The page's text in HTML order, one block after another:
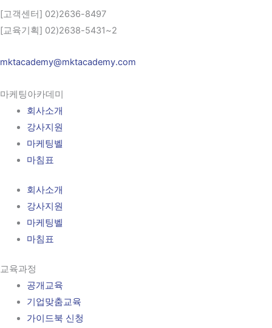
[고객센터] 02)2636-8497
[교육기획] 02)2638-5431~2
mktacademy@mktacademy.com
마케팅아카데미
회사소개
강사지원
마케팅벨
마침표
회사소개
강사지원
마케팅벨
마침표
교육과정
공개교육
기업맞춤교육
가이드북 신청